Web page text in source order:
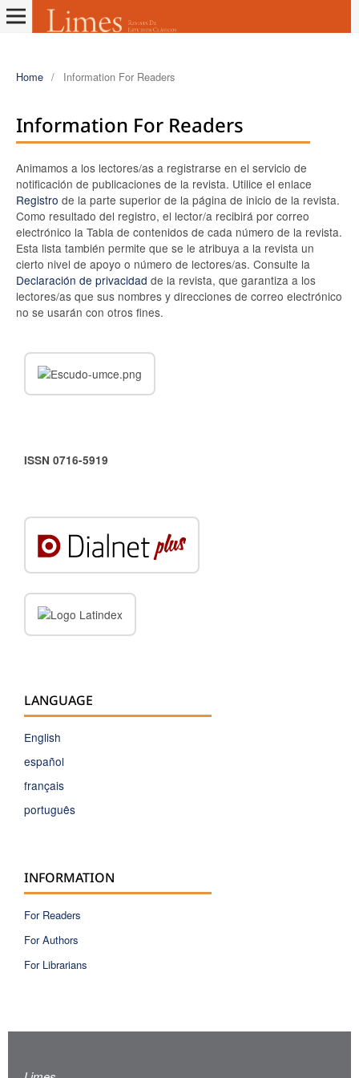
Home / Information For Readers
Information For Readers
Animamos a los lectores/as a registrarse en el servicio de
notificación de publicaciones de la revista. Utilice el enlace
Registro de la parte superior de la página de inicio de la revista.
Como resultado del registro, el lector/a recibirá por correo
electrónico la Tabla de contenidos de cada número de la revista.
Esta lista también permite que se le atribuya a la revista un
cierto nivel de apoyo o número de lectores/as. Consulte la
Declaración de privacidad de la revista, que garantiza a los
lectores/as que sus nombres y direcciones de correo electrónico
no se usarán con otros fines.
ISSN 0716-5919
LANGUAGE
English
español
français
português
INFORMATION
For Readers
For Authors
For Librarians